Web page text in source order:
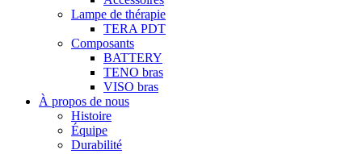
Lampe de thérapie
TERA PDT
Composants
BATTERY
TENO bras
VISO bras
À propos de nous
Histoire
Équipe
Durabilité